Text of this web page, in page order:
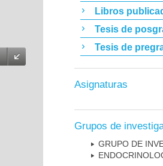
Libros
Tesis de
Tesis de
Asignaturas
Grupos de
GRUPO DE